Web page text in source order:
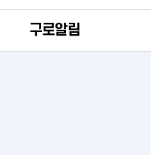
구로알림